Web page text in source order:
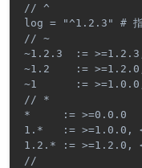
// ^
log = "^1.2.3" # 指
// ~
~1.2.3  :=
~1.2    :=
~1      :=
// *
*     := >=0.0.0
1.*   := >=1.0.0,
1.2.* := >=1.2.0,
//